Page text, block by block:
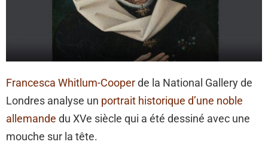
Francesca Whitlum-Cooperde la National Gallery de
Londres analyse un portrait historique d’une noble
allemande du XVe siècle qui a été dessiné avec une
mouche sur la tête.